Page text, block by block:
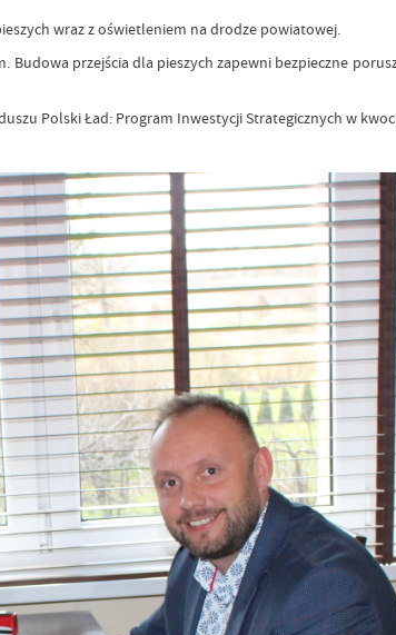
wraz z oświetleniem na drodze powiatowej.
przejścia dla pieszych zapewni bezpieczne
Polski Ład: Program Inwestycji Strategicznych w